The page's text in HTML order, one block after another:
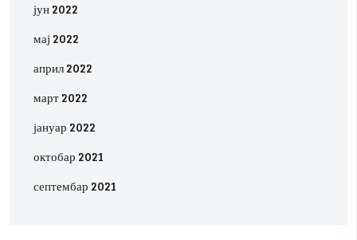
јун 2022
мај 2022
април 2022
март 2022
јануар 2022
октобар 2021
септембар 2021